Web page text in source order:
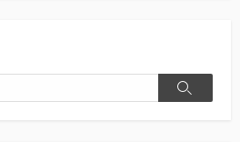
検